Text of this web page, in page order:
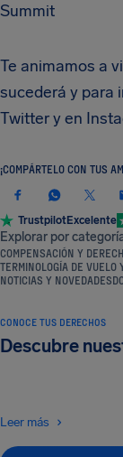
Summit
Te animamos a
sucederá y para
Twitter y en
¡COMPÁRTELO CON TUS
TrustpilotExcelente
Explorar por
COMPENSACIÓN Y
TERMINOLOGÍA DE VUELO
NOTICIAS Y NOVEDADES
CONOCE TUS DERECHOS
Descubre
Leer más